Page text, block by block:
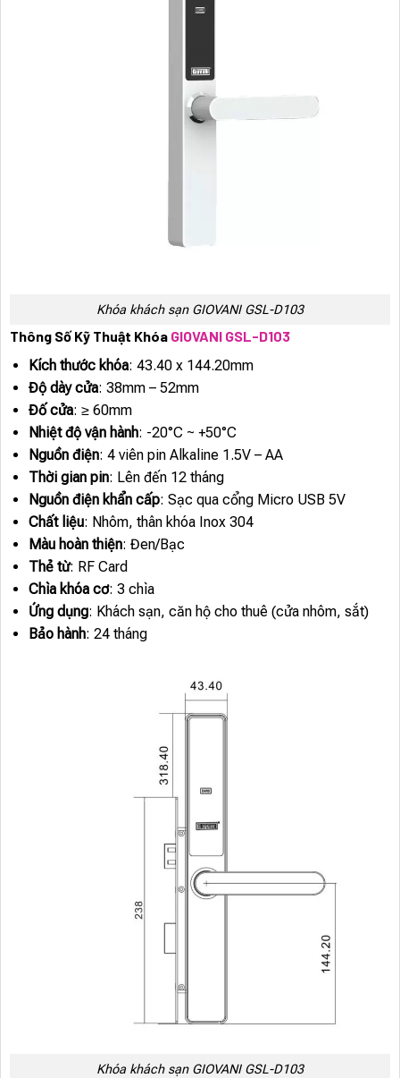
Khóa khách sạn GIOVANI GSL-D103
Thông Số Kỹ Thuật Khóa GIOVANI GSL-D103
Kích thước khóa: 43.40 x 144.20mm
Độ dày cửa: 38mm – 52mm
Đố cửa: ≥ 60mm
Nhiệt độ vận hành: -20°C ~ +50°C
Nguồn điện: 4 viên pin Alkaline 1.5V – AA
Thời gian pin: Lên đến 12 tháng
Nguồn điện khẩn cấp: Sạc qua cổng Micro USB 5V
Chất liệu: Nhôm, thân khóa Inox 304
Màu hoàn thiện: Đen/Bạc
Thẻ từ: RF Card
Chìa khóa cơ: 3 chìa
Ứng dụng: Khách sạn, căn hộ cho thuê (cửa nhôm, sắt)
Bảo hành: 24 tháng
Khóa khách sạn GIOVANI GSL-D103